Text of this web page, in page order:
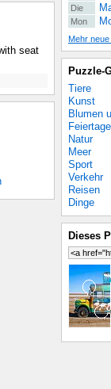
seat
Die
Mon
Mehr
Puzzle-
Tiere
Kunst
Blumen
Feiertage
Natur
Meer
Sport
Verkehr
Reisen
Dinge
Dieses